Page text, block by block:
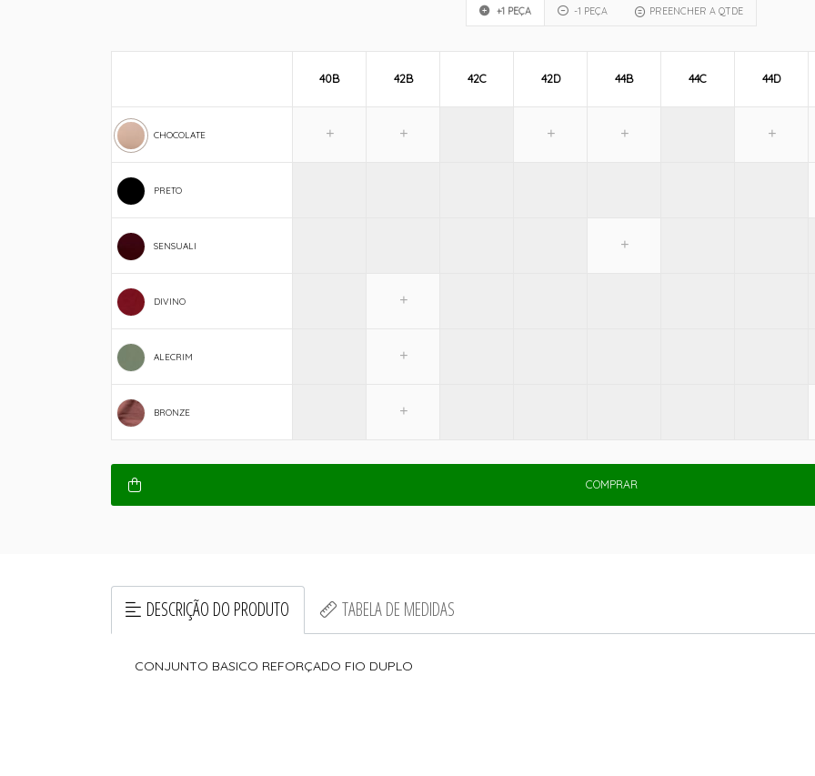
+1 PEÇA -1 PEÇA PREENCHER A QTDE
CHOCOLATE
PRETO
SENSUALI
DIVINO
ALECRIM
BRONZE
40B 42B 42C 42D 44B 44C 44D
COMPRAR
DESCRIÇÃO DO PRODUTO TABELA DE MEDIDAS
CONJUNTO BASICO REFORÇADO FIO DUPLO